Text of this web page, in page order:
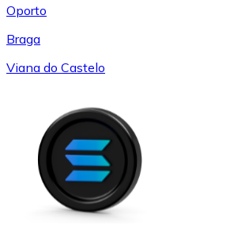
Oporto
Braga
Viana do Castelo